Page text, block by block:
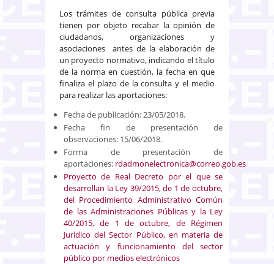
Los trámites de consulta pública previa
tienen por objeto recabar la opinión de
ciudadanos, organizaciones y
asociaciones antes de la elaboración de
un proyecto normativo, indicando el título
de la norma en cuestión, la fecha en que
finaliza el plazo de la consulta y el medio
para realizar las aportaciones:
Fecha de publicación: 23/05/2018.
Fecha fin de presentación de
observaciones: 15/06/2018.
Forma de presentación de
aportaciones: rdadmonelectronica@correo.gob.es
Proyecto de Real Decreto por el que se
desarrollan la Ley 39/2015, de 1 de octubre,
del Procedimiento Administrativo Común
de las Administraciones Públicas y la Ley
40/2015, de 1 de octubre, de Régimen
Jurídico del Sector Público, en materia de
actuación y funcionamiento del sector
público por medios electrónicos